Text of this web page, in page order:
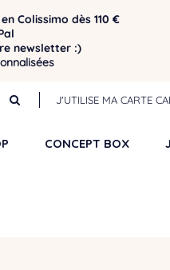
Colissimo dès 110 €
newsletter :)
J'UTILISE MA CARTE
CONCEPT BOX